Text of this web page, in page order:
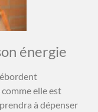
énergie
elle est
à dépenser